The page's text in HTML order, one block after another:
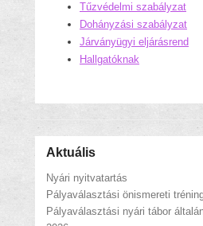
Tűzvédelmi szabályzat
Dohányzási szabályzat
Járványügyi eljárásrend
Hallgatóknak
Aktuális
Nyári nyitvatartás
Pályaválasztási önismereti
Pályaválasztási nyári tábor